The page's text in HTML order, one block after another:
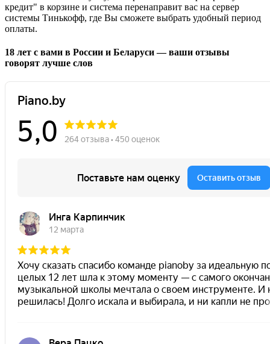
кредит" в корзине и система перенаправит вас на сервер
системы Тинькофф, где Вы сможете выбрать удобный период
оплаты.
18 лет с вами в России и Беларуси — ваши отзывы
говорят лучше слов